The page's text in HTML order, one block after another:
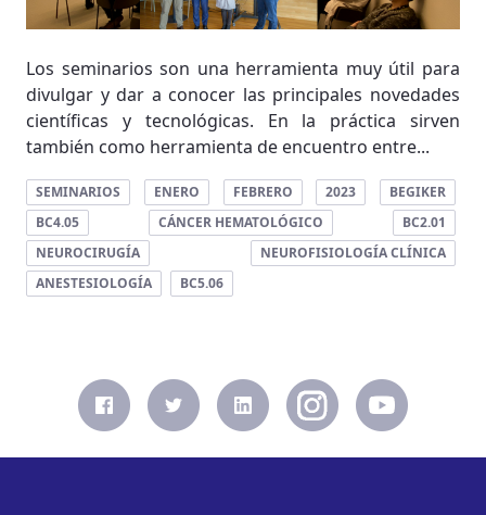
Los seminarios son una herramienta muy útil para
divulgar y dar a conocer las principales novedades
científicas y tecnológicas. En la práctica sirven
también como herramienta de encuentro entre...
SEMINARIOS ENERO FEBRERO 2023
BEGIKER
BC4.05
CÁNCER HEMATOLÓGICO
BC2.01
NEUROCIRUGÍA
NEUROFISIOLOGÍA CLÍNICA
ANESTESIOLOGÍA
BC5.06